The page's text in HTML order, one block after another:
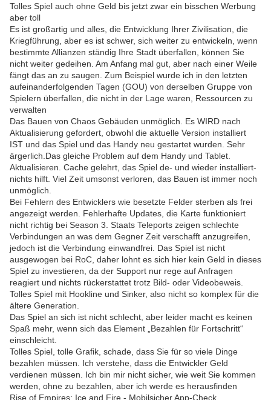
Tolles Spiel auch ohne Geld bis jetzt zwar ein bisschen Werbung
aber toll
Es ist großartig und alles, die Entwicklung Ihrer Zivilisation, die
Kriegführung, aber es ist schwer, sich weiter zu entwickeln, wenn
bestimmte Allianzen ständig Ihre Stadt überfallen, können Sie
nicht weiter gedeihen. Am Anfang mal gut, aber nach einer Weile
fängt das an zu saugen. Zum Beispiel wurde ich in den letzten
aufeinanderfolgenden Tagen (GOU) von derselben Gruppe von
Spielern überfallen, die nicht in der Lage waren, Ressourcen zu
verwalten
Das Bauen von Chaos Gebäuden unmöglich. Es WIRD nach
Aktualisierung gefordert, obwohl die aktuelle Version installiert
IST und das Spiel und das Handy neu gestartet wurden. Sehr
ärgerlich.Das gleiche Problem auf dem Handy und Tablet.
Aktualisieren. Cache gelehrt, das Spiel de- und wieder installiert-
nichts hilft. Viel Zeit umsonst verloren, das Bauen ist immer noch
unmöglich.
Bei Fehlern des Entwicklers wie besetzte Felder sterben als frei
angezeigt werden. Fehlerhafte Updates, die Karte funktioniert
nicht richtig bei Season 3. Staats Teleports zeigen schlechte
Verbindungen an was dem Gegner Zeit verschafft anzugreifen,
jedoch ist die Verbindung einwandfrei. Das Spiel ist nicht
ausgewogen bei RoC, daher lohnt es sich hier kein Geld in dieses
Spiel zu investieren, da der Support nur rege auf Anfragen
reagiert und nichts rückerstattet trotz Bild- oder Videobeweis.
Tolles Spiel mit Hookline und Sinker, also nicht so komplex für die
ältere Generation.
Das Spiel an sich ist nicht schlecht, aber leider macht es keinen
Spaß mehr, wenn sich das Element „Bezahlen für Fortschritt“
einschleicht.
Tolles Spiel, tolle Grafik, schade, dass Sie für so viele Dinge
bezahlen müssen. Ich verstehe, dass die Entwickler Geld
verdienen müssen. Ich bin mir nicht sicher, wie weit Sie kommen
werden, ohne zu bezahlen, aber ich werde es herausfinden
Rise of Empires: Ice and Fire - Mobilsicher App-Check